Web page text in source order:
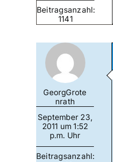
Beitragsanzahl:
1141
GeorgGrote
nrath
September 23,
2011 um 1:52
p.m. Uhr
Beitragsanzahl: